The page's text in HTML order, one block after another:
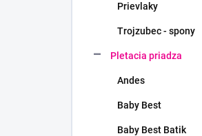
Prievlaky
Trojzubec - spony
Pletacia priadza
Andes
Baby Best
Baby Best Batik